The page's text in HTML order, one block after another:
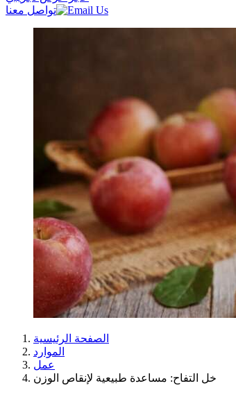
تواصل معنا
الصفحة الرئيسية
الموارد
عمل
خل التفاح: مساعدة طبيعية لإنقاص الوزن